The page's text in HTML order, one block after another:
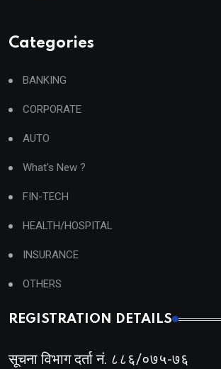
Categories
BANKING
CORPORATE
AUTO
What's New ?
FIN-TECH
HEALTH/HOSPITAL
INSURANCE
OTHERS
REGISTRATION DETAILS
सूचना विभाग दर्ता नं. ८८६/०७५-७६